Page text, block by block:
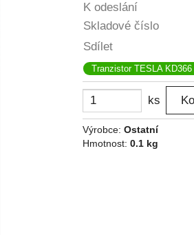
K odeslání
Skladové číslo
Sdílet
Tranzistor TESLA KD366
ks
Výrobce:Ostatní
Hmotnost:0.1 kg